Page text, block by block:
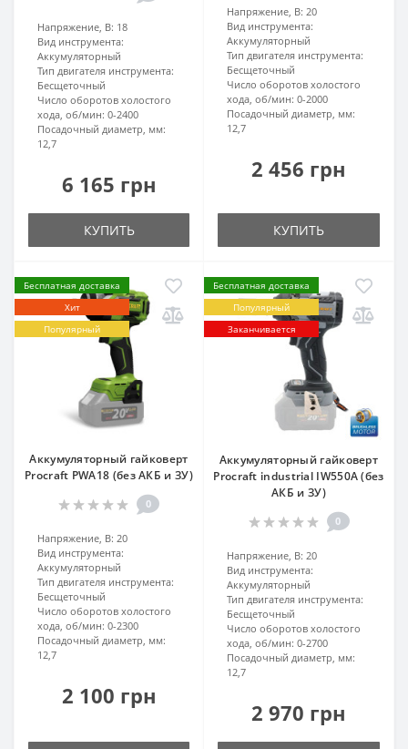
Напряжение, В: 18
Вид инструмента:
Аккумуляторный
Тип двигателя инструмента:
Бесщеточный
Число оборотов холостого
хода, об/мин: 0-2400
Посадочный диаметр, мм:
12,7
6 165 грн
КУПИТЬ
Напряжение, В: 20
Вид инструмента:
Аккумуляторный
Тип двигателя инструмента:
Бесщеточный
Число оборотов холостого
хода, об/мин: 0-2000
Посадочный диаметр, мм:
12,7
2 456 грн
КУПИТЬ
Бесплатная доставка
Хит
Популярный
Аккумуляторный гайковерт
Procraft PWA18 (без АКБ и ЗУ)
0
Напряжение, В: 20
Вид инструмента:
Аккумуляторный
Тип двигателя инструмента:
Бесщеточный
Число оборотов холостого
хода, об/мин: 0-2300
Посадочный диаметр, мм:
12,7
2 100 грн
Бесплатная доставка
Популярный
Заканчивается
Аккумуляторный гайковерт
Procraft industrial IW550A (без
АКБ и ЗУ)
0
Напряжение, В: 20
Вид инструмента:
Аккумуляторный
Тип двигателя инструмента:
Бесщеточный
Число оборотов холостого
хода, об/мин: 0-2700
Посадочный диаметр, мм:
12,7
2 970 грн